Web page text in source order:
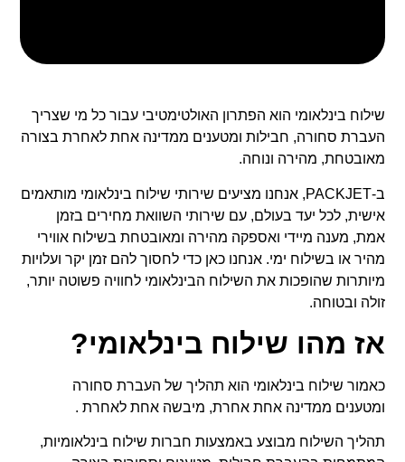
שילוח בינלאומי הוא הפתרון האולטימטיבי עבור כל מי שצריך
העברת סחורה, חבילות ומטענים ממדינה אחת לאחרת בצורה
מאובטחת, מהירה ונוחה.
ב-PACKJET, אנחנו מציעים שירותי שילוח בינלאומי מותאמים
אישית, לכל יעד בעולם, עם שירותי השוואת מחירים בזמן
אמת, מענה מיידי ואספקה מהירה ומאובטחת בשילוח אווירי
מהיר או בשילוח ימי. אנחנו כאן כדי לחסוך להם זמן יקר ועלויות
מיותרות שהופכות את השילוח הבינלאומי לחוויה פשוטה יותר,
זולה ובטוחה.
אז מהו שילוח בינלאומי?
כאמור שילוח בינלאומי הוא תהליך של העברת סחורה
ומטענים ממדינה אחת אחרת, מיבשה אחת לאחרת .
תהליך השילוח מבוצע באמצעות חברות שילוח בינלאומיות,